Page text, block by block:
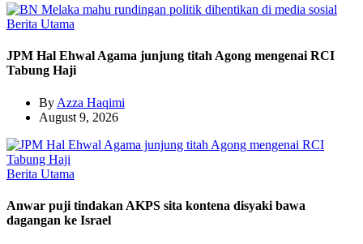
Berita Utama
JPM Hal Ehwal Agama junjung titah Agong mengenai RCI
Tabung Haji
By Azza Haqimi
August 9, 2026
Berita Utama
Anwar puji tindakan AKPS sita kontena disyaki bawa
dagangan ke Israel